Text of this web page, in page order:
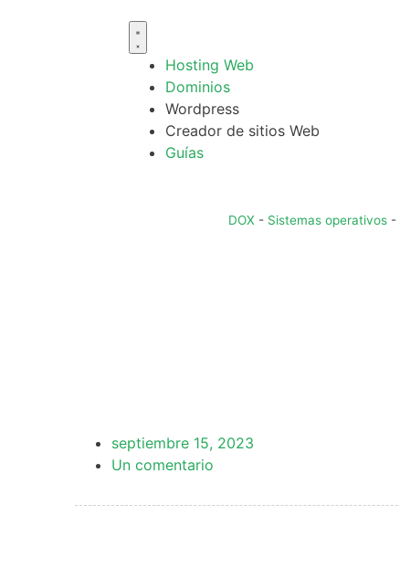
Hosting Web
Dominios
Wordpress
Creador de sitios Web
Guías
DOX - Sistemas operativos-
septiembre 15, 2023
Un comentario